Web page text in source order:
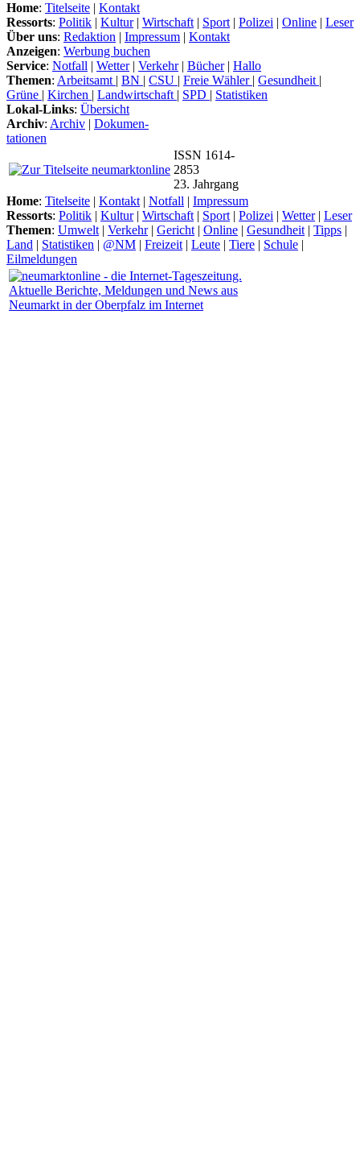
Home: Titelseite | Kontakt
Ressorts: Politik | Kultur| Wirtschaft | Sport | Polizei | Online | Leser
Über uns: Redaktion | Impressum | Kontakt
Anzeigen: Werbung buchen
Service: Notfall | Wetter| Verkehr| Bücher| Hallo
Themen: Arbeitsamt | BN | CSU | Freie Wähler | Gesundheit |
Grüne | Kirchen | Landwirtschaft | SPD | Statistiken
Lokal-Links: Übersicht
Archiv: Archiv | Dokumen-
tationen
ISSN 1614-
2853
23. Jahrgang
Home: Titelseite | Kontakt | Notfall | Impressum
Ressorts: Politik | Kultur| Wirtschaft | Sport | Polizei | Wetter| Leser
Themen: Umwelt | Verkehr| Gericht | Online | Gesundheit | Tipps |
Land | Statistiken | @NM | Freizeit | Leute | Tiere | Schule |
Eilmeldungen